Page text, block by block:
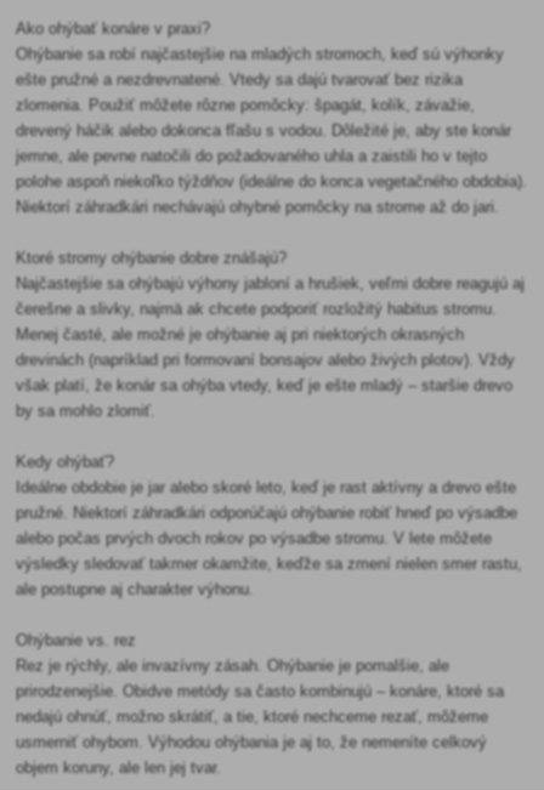
Ako ohýbať konáre v praxi?
Ohýbanie sa robí najčastejšie na mladých stromoch, keď sú výhonky
ešte pružné a nezdrevnatené. Vtedy sa dajú tvarovať bez rizika
zlomenia. Použiť môžete rôzne pomôcky: špagát, kolík, závažie,
drevený háčik alebo dokonca fľašu s vodou. Dôležité je, aby ste konár
jemne, ale pevne natočili do požadovaného uhla a zaistili ho v tejto
polohe aspoň niekoľko týždňov (ideálne do konca vegetačného obdobia).
Niektorí záhradkári nechávajú ohybné pomôcky na strome až do jari.
Ktoré stromy ohýbanie dobre znášajú?
Najčastejšie sa ohýbajú výhony jabloní a hrušiek, veľmi dobre reagujú aj
čerešne a slivky, najmä ak chcete podporiť rozložitý habitus stromu.
Menej časté, ale možné je ohýbanie aj pri niektorých okrasných
drevinách (napríklad pri formovaní bonsajov alebo živých plotov). Vždy
však platí, že konár sa ohýba vtedy, keď je ešte mladý – staršie drevo
by sa mohlo zlomiť.
Kedy ohýbať?
Ideálne obdobie je jar alebo skoré leto, keď je rast aktívny a drevo ešte
pružné. Niektorí záhradkári odporúčajú ohýbanie robiť hneď po výsadbe
alebo počas prvých dvoch rokov po výsadbe stromu. V lete môžete
výsledky sledovať takmer okamžite, keďže sa zmení nielen smer rastu,
ale postupne aj charakter výhonu.
Ohýbanie vs. rez
Rez je rýchly, ale invazívny zásah. Ohýbanie je pomalšie, ale
prirodzenejšie. Obidve metódy sa často kombinujú – konáre, ktoré sa
nedajú ohnúť, možno skrátiť, a tie, ktoré nechceme rezať, môžeme
usmerniť ohybom. Výhodou ohýbania je aj to, že nemeníte celkový
objem koruny, ale len jej tvar.